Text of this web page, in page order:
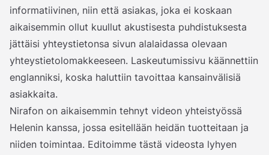
informatiivinen, niin että asiakas, joka ei koskaan
aikaisemmin ollut kuullut akustisesta puhdistuksesta
jättäisi yhteystietonsa sivun alalaidassa olevaan
yhteystietolomakkeeseen. Laskeutumissivu käännettiin
englanniksi, koska haluttiin tavoittaa kansainvälisiä
asiakkaita.
Nirafon on aikaisemmin tehnyt videon yhteistyössä
Helenin kanssa, jossa esitellään heidän tuotteitaan ja
niiden toimintaa. Editoimme tästä videosta lyhyen